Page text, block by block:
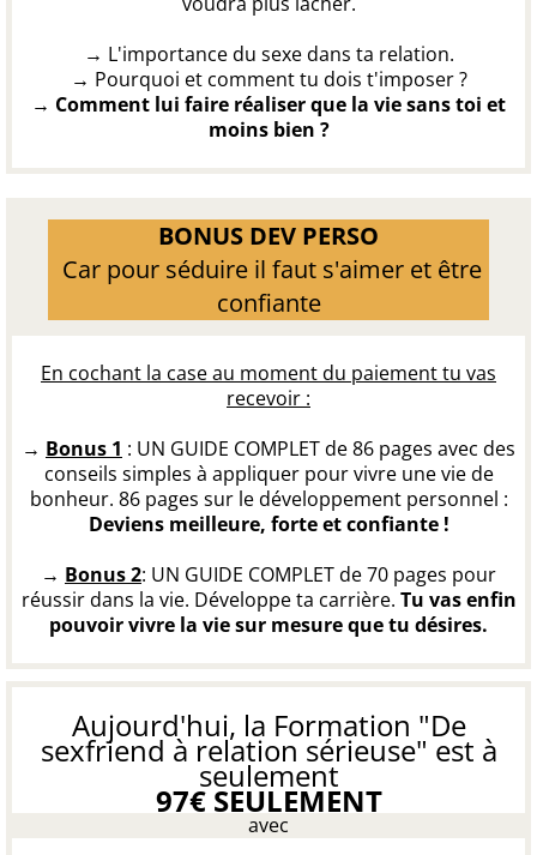
→​ L'importance du sexe dans ta relation.
→​ Pourquoi et comment tu dois t'imposer ?
→​ Comment lui faire réaliser que la vie sans toi et
moins bien ?
BONUS DEV PERSO
​ Car pour séduire il faut s'aimer et être
confiante
En cochant la case au moment du paiement tu vas
recevoir :
→ Bonus 1 : UN GUIDE COMPLET de 86 pages avec des
conseils simples à appliquer pour vivre une vie de
bonheur. 86 pages sur le développement personnel :
Deviens meilleure, forte et confiante !
→ ​ Bonus 2: UN GUIDE COMPLET de 70 pages pour
réussir dans la vie. Développe ta carrière. Tu vas enfin
pouvoir vivre la vie sur mesure que tu désires.
Aujourd'hui, la Formation "De
sexfriend à relation sérieuse" est à
seulement
97€ SEULEMENT
avec